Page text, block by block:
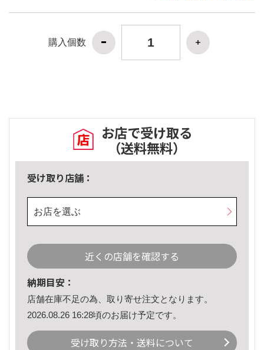
購入個数
お店で受け取る
（送料無料）
受け取り店舗：
お店を選ぶ
近くの店舗を確認する
納期目安：
店舗在庫不足の為、取り寄せ注文となります。
2026.08.26 16:28頃のお届け予定です。
受け取り方法・送料について